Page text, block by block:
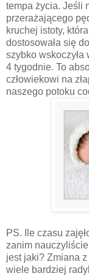
tempa życia. Jeśli
przerażającego
kruchej istoty,
dostosowała się
szybko wskoczyła
4 tygodnie. To
człowiekowi na
naszego potoku
PS. Ile czasu
zanim
jest jaki? Zmiana
wiele bardziej